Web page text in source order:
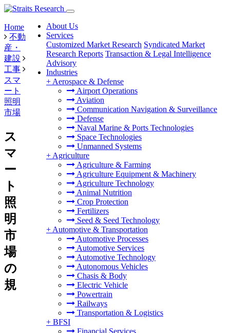
About Us
Services
Customized Market Research Syndicated Market
Research Reports Transaction & Legal Intelligence
Advisory
Industries
+ Aerospace & Defense
Airport Operations
Aviation
Communication Navigation & Surveillance
Defense
Naval Marine & Ports Technologies
Space Technologies
Unmanned Systems
+ Agriculture
Agriculture & Farming
Agriculture Equipment & Machinery
Agriculture Technology
Animal Nutrition
Crop Protection
Fertilizers
Seed & Seed Technology
+ Automotive & Transportation
Automotive Processes
Automotive Services
Automotive Technology
Autonomous Vehicles
Chasis & Body
Electric Vehicle
Powertrain
Railways
Transportation & Logistics
+ BFSI
Financial Services
Home
不動
産・
建設
工事
スマ
ート
照明
市場
ス
マ
ー
ト
照
明
市
場
の
規